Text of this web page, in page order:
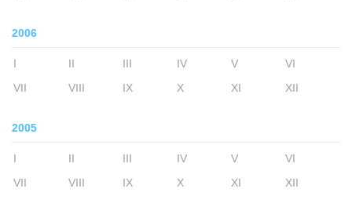
2006
I II III IV V
VI
VII
VIII IX X XI XII
2005
I II III IV V
VI
VII
VIII IX X XI XII